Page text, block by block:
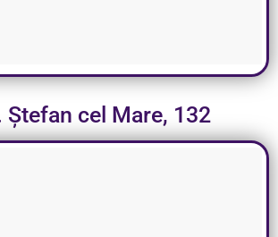
Ștefan cel Mare, 132